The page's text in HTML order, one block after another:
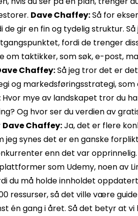
Dave Chaffey:Så for
de gir en fin og tydelig struktur.
fordi de trenger
om taktikker, som søk, e-post,
Chaffey:Så jeg tror det er
og markedsføringsstrategi,
Hvor mye av landskapet tror du
Og hvor ser du verdien av
Dave Chaffey:Ja, det er flere
jeg synes det er en ganske
enn det var
som Udemy, noen av
du må holde innholdet
ressurser, så det ville være
én gang i året. Så det betyr at